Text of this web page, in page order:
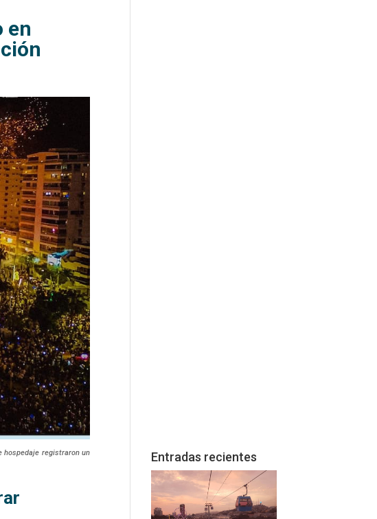
en
hospedaje registraron un
Entradas recientes